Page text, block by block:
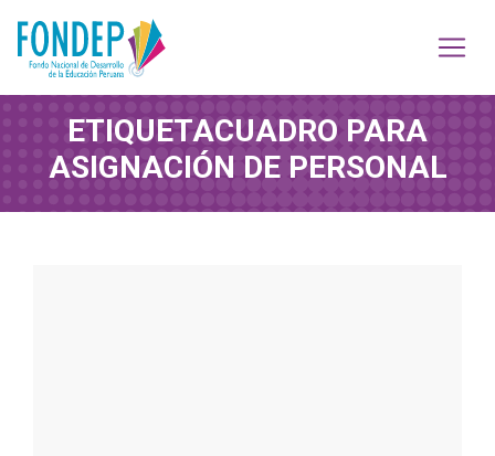
ETIQUETACUADRO PARA
ASIGNACIÓN DE PERSONAL